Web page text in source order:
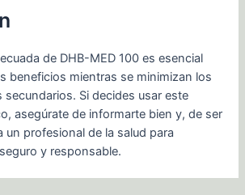
de DHB-MED 100 es esencial
beneficios mientras se minimizan los
Si decides usar este
asegúrate de informarte bien y, de ser
un profesional de la salud para
y responsable.